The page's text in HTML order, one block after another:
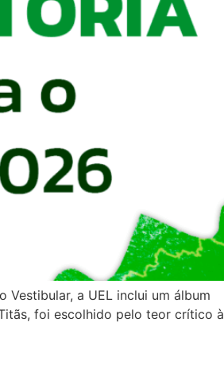
Vestibular, a UEL inclui um álbum
foi escolhido pelo teor crítico à